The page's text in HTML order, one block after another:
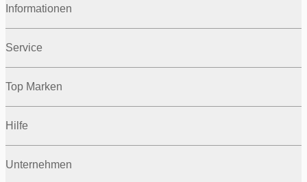
Informationen
Service
Top Marken
Hilfe
Unternehmen